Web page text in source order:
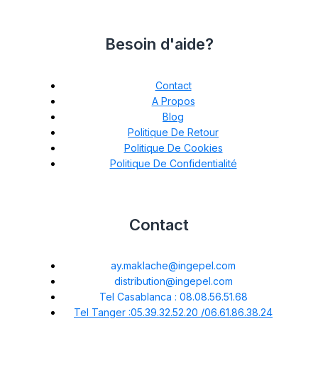
Besoin d'aide?
Contact
A Propos
Blog
Politique De Retour
Politique De Cookies
Politique De Confidentialité
Contact
ay.maklache@ingepel.com
distribution@ingepel.com
Tel Casablanca : 08.08.56.51.68
Tel Tanger :05.39.32.52.20 /06.61.86.38.24